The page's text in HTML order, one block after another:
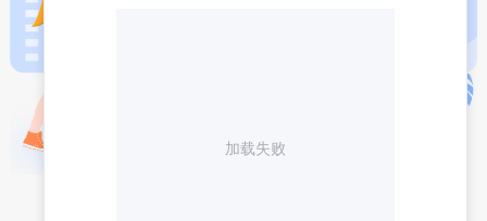
加载失败